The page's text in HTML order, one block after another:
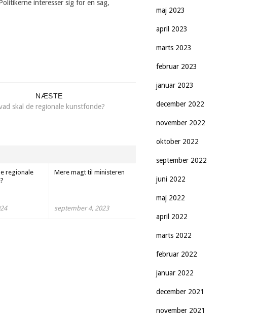
interesser sig for en sag,
NÆSTE
skal de regionale kunstfonde?
regionale
Mere magt til ministeren
september 4, 2023
maj 2023
april 2023
marts 2023
februar 2023
januar 2023
december 2022
november 2022
oktober 2022
september 2022
juni 2022
maj 2022
april 2022
marts 2022
februar 2022
januar 2022
december 2021
november 2021